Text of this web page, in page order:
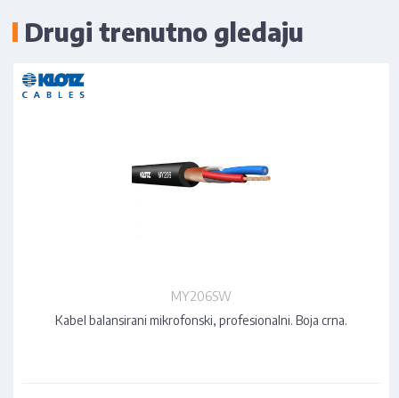
Drugi trenutno gledaju
MY206SW
Kabel balansirani mikrofonski, profesionalni. Boja crna.